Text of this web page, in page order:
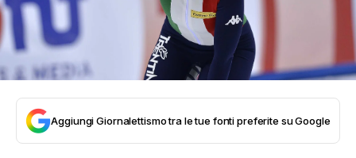
Aggiungi Giornalettismo tra le tue fonti preferite su Google